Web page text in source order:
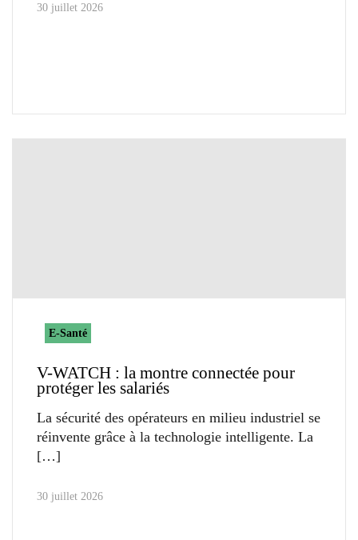
30 juillet 2026
E-Santé
V-WATCH : la montre connectée pour
protéger les salariés
La sécurité des opérateurs en milieu industriel se
réinvente grâce à la technologie intelligente. La
30 juillet 2026